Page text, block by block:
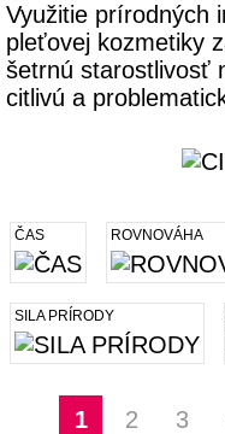
Využitie prírodných
pleťovej kozmetiky
šetrnú starostlivosť
citlivú a
ČAS ROVNOVÁHA
SILA PRÍRODY
1 2 3